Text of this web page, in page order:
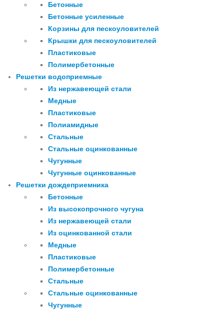
Бетонные
Бетонные усиленные
Корзины для пескоуловителей
Крышки для пескоуловителей
Пластиковые
Полимербетонные
Решетки водоприемные
Из нержавеющей стали
Медные
Пластиковые
Полиамидные
Стальные
Стальные оцинкованные
Чугунные
Чугунные оцинкованные
Решетки дождеприемника
Бетонные
Из высокопрочного чугуна
Из нержавеющей стали
Из оцинкованной стали
Медные
Пластиковые
Полимербетонные
Стальные
Стальные оцинкованные
Чугунные